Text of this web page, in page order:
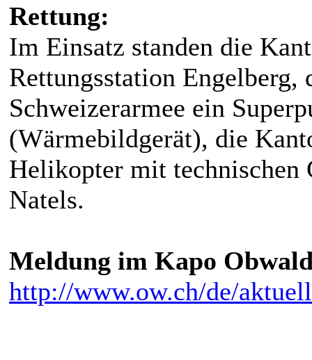
Rettung:
Im Einsatz standen die
Rettungsstation Engelberg,
Schweizerarmee ein
(Wärmebildgerät), die
Helikopter mit technischen
Natels.
Meldung im Kapo
http://www.ow.ch/de/